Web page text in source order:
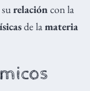
relacióncon la
de lamateria